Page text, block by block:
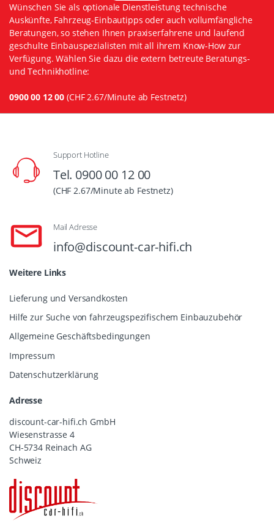
Wünschen Sie als optionale Dienstleistung technische
Auskünfte, Fahrzeug-Einbautipps oder auch vollumfängliche
Beratungen, so stehen Ihnen praxiserfahrene und laufend
geschulte Einbauspezialisten mit all ihrem Know-How zur
Verfügung. Wählen Sie dazu die extern betreute Beratungs-
und Technikhotline:
0900 00 12 00 (CHF 2.67/Minute ab Festnetz)
Support Hotline
Tel. 0900 00 12 00
(CHF 2.67/Minute ab Festnetz)
Mail Adresse
info@discount-car-hifi.ch
Weitere Links
Lieferung und Versandkosten
Hilfe zur Suche von fahrzeugspezifischem Einbauzubehör
Allgemeine Geschäftsbedingungen
Impressum
Datenschutzerklärung
Adresse
discount-car-hifi.ch GmbH
Wiesenstrasse 4
CH-5734 Reinach AG
Schweiz